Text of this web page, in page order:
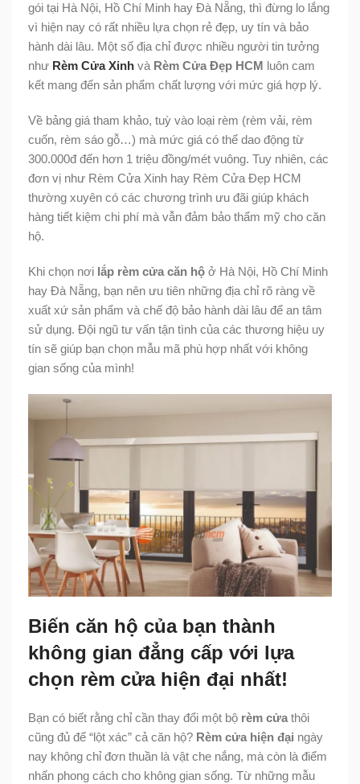
gói tại Hà Nội, Hồ Chí Minh hay Đà Nẵng, thì đừng lo lắng
vì hiện nay có rất nhiều lựa chọn rẻ đẹp, uy tín và bảo
hành dài lâu. Một số địa chỉ được nhiều người tin tưởng
như Rèm Cửa Xinh và Rèm Cửa Đẹp HCM luôn cam
kết mang đến sản phẩm chất lượng với mức giá hợp lý.
Về bảng giá tham khảo, tuỳ vào loại rèm (rèm vải, rèm
cuốn, rèm sáo gỗ…) mà mức giá có thể dao động từ
300.000đ đến hơn 1 triệu đồng/mét vuông. Tuy nhiên, các
đơn vị như Rèm Cửa Xinh hay Rèm Cửa Đẹp HCM
thường xuyên có các chương trình ưu đãi giúp khách
hàng tiết kiệm chi phí mà vẫn đảm bảo thẩm mỹ cho căn
hộ.
Khi chọn nơi lắp rèm cửa căn hộ ở Hà Nội, Hồ Chí Minh
hay Đà Nẵng, bạn nên ưu tiên những địa chỉ rõ ràng về
xuất xứ sản phẩm và chế độ bảo hành dài lâu để an tâm
sử dụng. Đội ngũ tư vấn tận tình của các thương hiệu uy
tín sẽ giúp bạn chọn mẫu mã phù hợp nhất với không
gian sống của mình!
Biến căn hộ của bạn thành
không gian đẳng cấp với lựa
chọn rèm cửa hiện đại nhất!
Bạn có biết rằng chỉ cần thay đổi một bộ rèm cửa thôi
cũng đủ để “lột xác” cả căn hộ? Rèm cửa hiện đại ngày
nay không chỉ đơn thuần là vật che nắng, mà còn là điểm
nhấn phong cách cho không gian sống. Từ những mẫu